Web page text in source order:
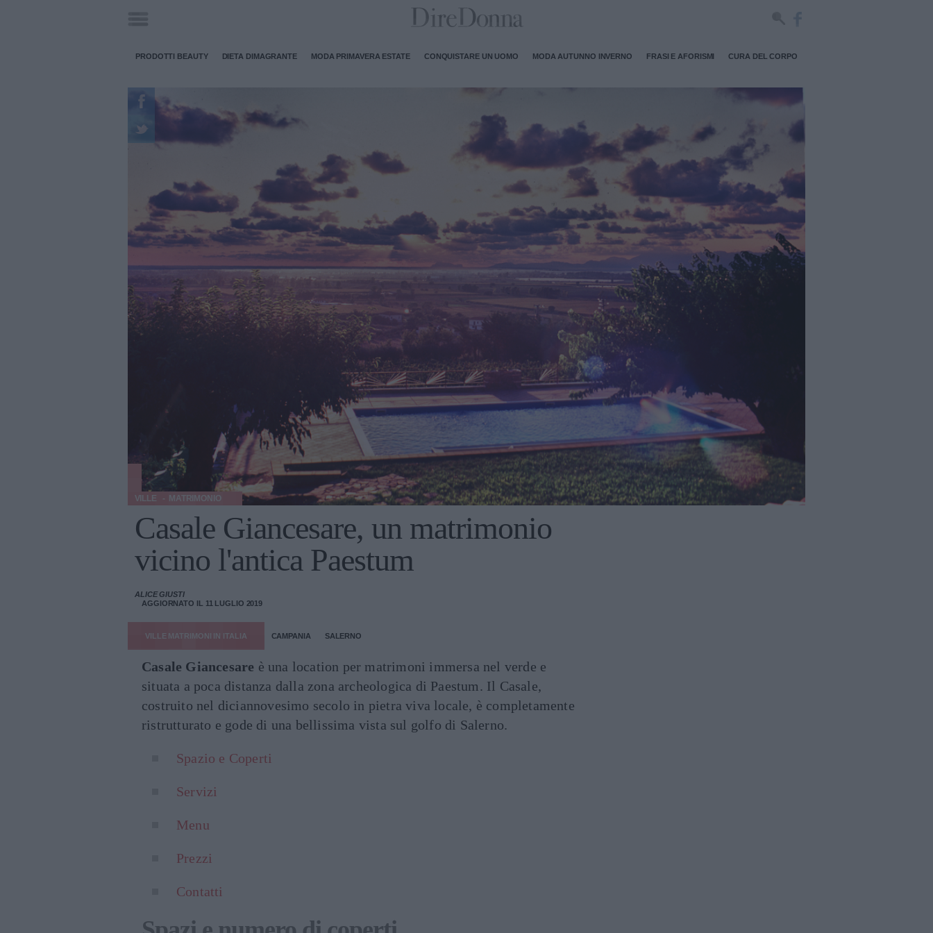
PRODOTTI BEAUTY DIETA DIMAGRANTE MODA PRIMAVERA ESTATE CONQUISTARE UN UOMO MODA AUTUNNO INVERNO FRASI E AFORISMI CURA DEL CORPO
VILLE MATRIMONIO
Casale Giancesare, un matrimonio
vicino l'antica Paestum
ALICE GIUSTI
AGGIORNATO IL 11 LUGLIO 2019
VILLE MATRIMONI IN ITALIA CAMPANIA SALERNO
Casale Giancesare è una location per matrimoni immersa nel verde e
situata a poca distanza dalla zona archeologica di Paestum. Il Casale,
costruito nel diciannovesimo secolo in pietra viva locale, è completamente
ristrutturato e gode di una bellissima vista sul golfo di Salerno.
Spazio e Coperti
Servizi
Menu
Prezzi
Contatti